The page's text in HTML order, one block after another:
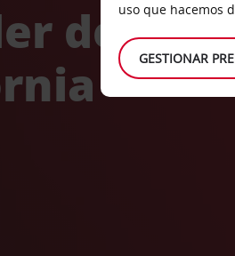
de uso que hacemos
GESTIONAR